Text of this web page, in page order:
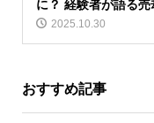
に？ 経験者が語る
2025.10.30
おすすめ記事